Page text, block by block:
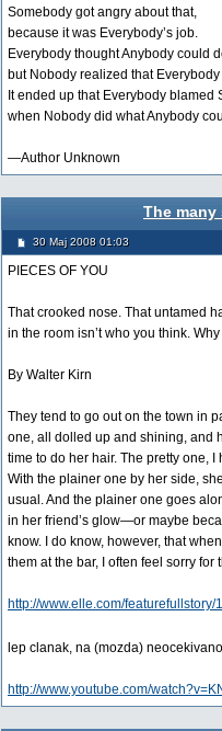
Somebody got angry about that,
because it was Everybody’s job.
Everybody thought Anybody could
but Nobody realized that Everybody
It ended up that Everybody blamed
when Nobody did what Anybody
—Author Unknown
The many
30 Maj 2008 01:03
PIECES OF YOU
That crooked nose. That untamed
in the room isn’t who you think.
By Walter Kirn
They tend to go out on the town in
one, all dolled up and shining, and
time to do her hair. The pretty one,
With the plainer one by her side,
usual. And the plainer one goes
in her friend’s glow—or maybe
know. I do know, however, that
them at the bar, I often feel sorry for
http://www.elle.com/
lep clanak, na (mozda)
http://www.youtube.com/